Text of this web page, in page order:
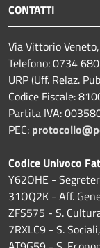
CONTATTI
Via Vittorio
Telefono: 0734
URP (Uff. Relaz.
Codice Fiscale:
Partita IVA:
PEC:
Codice Univoco
Y62OHE -
31OQ2K - Aff.
ZFS575 - S.
7RXLC9 - S.